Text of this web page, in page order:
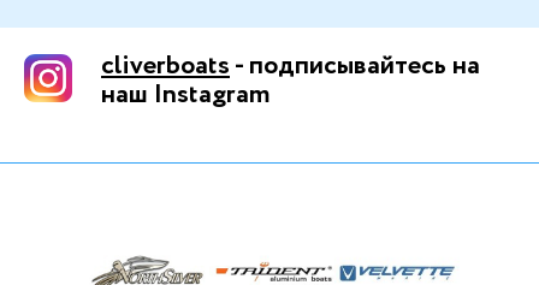
cliverboats- подписывайтесь на
наш Instagram